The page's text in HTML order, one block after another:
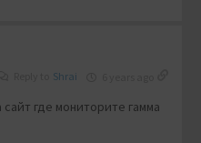
Shrai
где мониторите гамма